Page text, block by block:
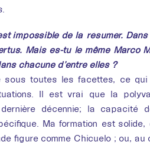
impossible de la résumer.
Mais es-tu le même Marco
chacune d’entre elles ?
sous toutes les facettes, ce
Il est vrai que la
décennie; la capacité
Ma formation est
figure comme Chicuelo ; ou,